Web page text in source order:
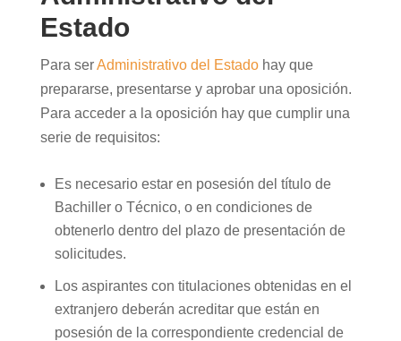
Estado
Para serAdministrativo del Estadohay que
prepararse, presentarse y aprobar una oposición.
Para acceder a la oposición hay que cumplir una
serie de requisitos:
Es necesario estar en posesión del título de
Bachiller o Técnico, o en condiciones de
obtenerlo dentro del plazo de presentación de
solicitudes.
Los aspirantes con titulaciones obtenidas en el
extranjero deberán acreditar que están en
posesión de la correspondiente credencial de